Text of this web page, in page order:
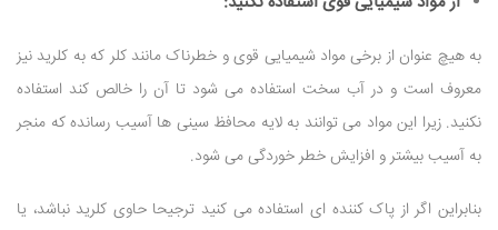
به هیچ عنوان از برخی مواد شیمیایی قوی و خطرناک مانند کلر که به کلرید نیز
معروف است و در آب سخت استفاده می شود تا آن را خالص کند استفاده
نکنید. زیرا این مواد می توانند به لایه محافظ سینی ها آسیب رسانده که منجر
به آسیب بیشتر و افزایش خطر خوردگی می شود.
بنابراین اگر از پاک کننده ای استفاده می کنید ترجیحا حاوی کلرید نباشد، یا